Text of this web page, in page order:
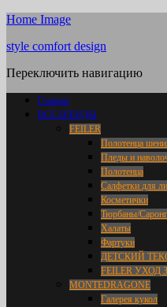
Home Image
style comfort design
Переключить навигацию
Главная
ВСЕ БРЕНДЫ
FEILER
Полотенца
Пледы и
Полотенца
Салфетки для
Косметички
Тюрбаны/
Халаты
Фартуки
ДЕТСКИЙ
FEILER
MONTEDRAGONE
Галерея кукол